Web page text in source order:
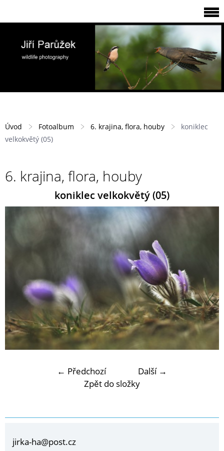
Úvod Fotoalbum 6. krajina, flora, houby
koniklec
velkokvětý (05)
6. krajina, flora, houby
koniklec velkokvětý (05)
← Předchozí
Další →
Zpět do složky
jirka-ha@post.cz